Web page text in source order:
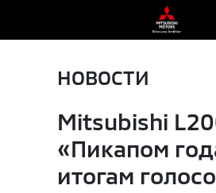
НОВОСТИ
Mitsubishi
«Пикапом
итогам